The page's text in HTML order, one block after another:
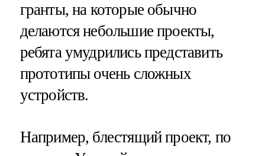
гранты, на которые обычно
делаются небольшие проекты,
ребята умудрились представить
прототипы очень сложных
устройств.
Например, блестящий проект, по